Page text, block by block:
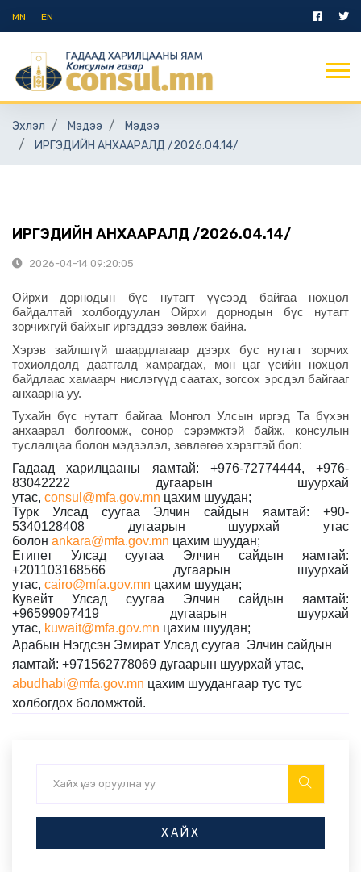
MN EN
Эхлэл Мэдээ
Мэдээ
ИРГЭДИЙН АНХААРАЛД /2026.04.14/
ИРГЭДИЙН АНХААРАЛД /2026.04.14/
2026-04-14 09:20:05
Ойрхи дорнодын бүс нутагт үүсээд байгаа нөхцөл
байдалтай холбогдуулан Ойрхи дорнодын бүс нутагт
зорчихгүй байхыг иргэддээ зөвлөж байна.
Хэрэв зайлшгүй шаардлагаар дээрх бус нутагт зорчих
тохиолдолд даатгалд хамрагдах, мөн цаг үеийн нөхцөл
байдлаас хамаарч нислэгүүд саатах, зогсох эрсдэл байгааг
анхаарна уу.
Тухайн бүс нутагт байгаа Монгол Улсын иргэд Та бүхэн
анхаарал болгоомж, сонор сэрэмжтэй байж, консулын
туслалцаа болон мэдээлэл, зөвлөгөө хэрэгтэй бол:
Гадаад харилцааны яамтай: +976-72774444, +976-
83042222 дугаарын шуурхай
утас, consul@mfa.gov.mn цахим шуудан;
Турк Улсад суугаа Элчин сайдын яамтай: +90-
5340128408 дугаарын шуурхай утас
болон ankara@mfa.gov.mn цахим шуудан;
Египет Улсад суугаа Элчин сайдын яамтай:
+201103168566 дугаарын шуурхай
утас, cairo@mfa.gov.mn цахим шуудан;
Кувейт Улсад суугаа Элчин сайдын яамтай:
+96599097419 дугаарын шуурхай
утас, kuwait@mfa.gov.mn цахим шуудан;
Арабын Нэгдсэн Эмират Улсад суугаа Элчин сайдын
яамтай: +971562778069 дугаарын шуурхай утас,
abudhabi@mfa.gov.mn цахим шуудангаар тус тус
холбогдох боломжтой.
ХАЙХ